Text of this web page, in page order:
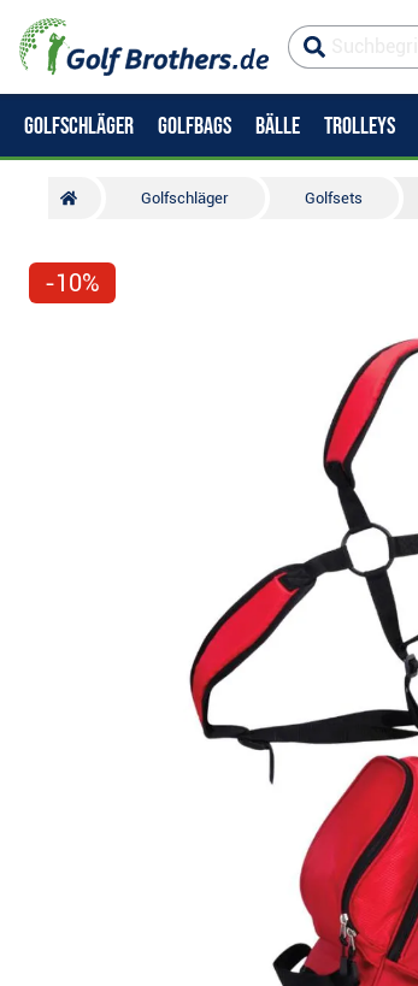
GOLFSCHLÄGER GOLFBAGS BÄLLE TROLLEYS
Golfschläger Golfsets
-10%